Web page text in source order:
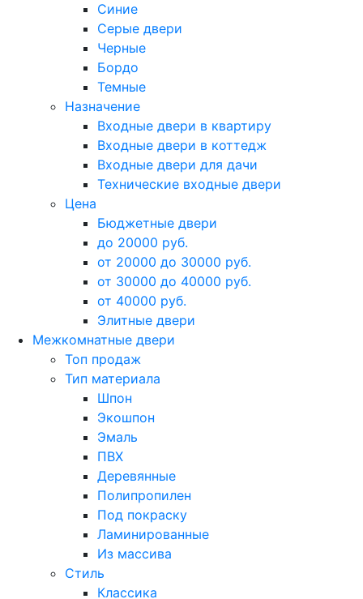
Синие
Серые двери
Черные
Бордо
Темные
Назначение
Входные двери в квартиру
Входные двери в коттедж
Входные двери для дачи
Технические входные двери
Цена
Бюджетные двери
до 20000 руб.
от 20000 до 30000 руб.
от 30000 до 40000 руб.
от 40000 руб.
Элитные двери
Межкомнатные двери
Топ продаж
Тип материала
Шпон
Экошпон
Эмаль
ПВХ
Деревянные
Полипропилен
Под покраску
Ламинированные
Из массива
Стиль
Классика